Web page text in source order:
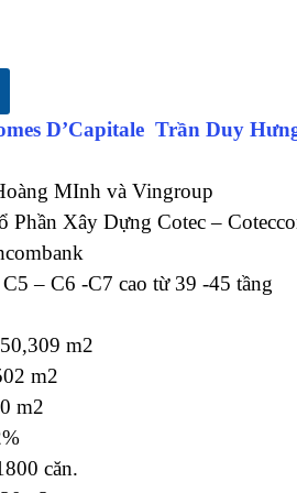
D’Capitale Trần Duy
MInh và Vingroup
Phần Xây Dựng Cotec –
– C6 -C7 cao từ 39 -45 tầng
m2
m2
m2
căn.